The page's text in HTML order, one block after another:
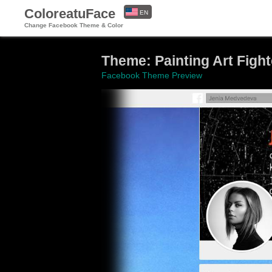
ColoreatuFace
Change Facebook Theme & Color
EN
Theme: Painting Art
Facebook Theme Preview